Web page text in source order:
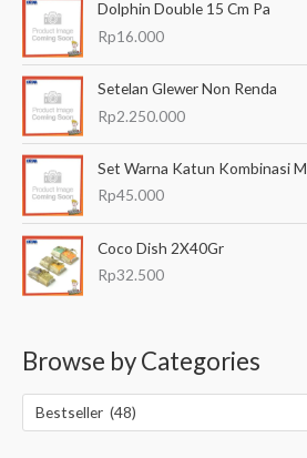
Dolphin Double 15 Cm Pa
Rp16.000
Setelan Glewer Non Renda
Rp2.250.000
Set Warna Katun Kombinasi M
Rp45.000
Coco Dish 2X40Gr
Rp32.500
Browse by Categories
Bestseller (48)